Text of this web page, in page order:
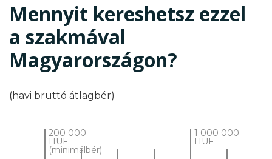
Mennyit kereshetsz ezzel
a szakmával
Magyarországon?
(havi bruttó átlagbér)
200 000
HUF
(minimálbér)
1 000 000
HUF